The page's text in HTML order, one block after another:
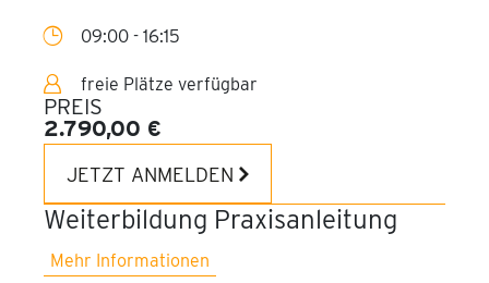
09:00 - 16:15
freie Plätze verfügbar
PREIS
2.790,00 €
JETZT ANMELDEN
Weiterbildung Praxisanleitung
Mehr Informationen